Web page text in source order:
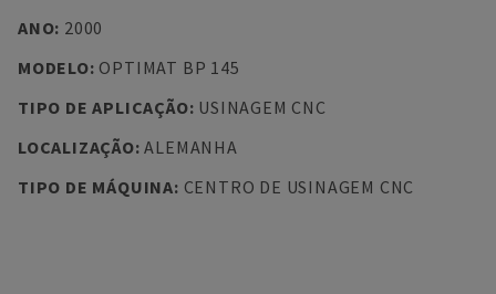
ANO: 2000
MODELO: OPTIMAT BP 145
TIPO DE APLICAÇÃO: USINAGEM CNC
LOCALIZAÇÃO:ALEMANHA
TIPO DE MÁQUINA: CENTRO DE USINAGEM CNC